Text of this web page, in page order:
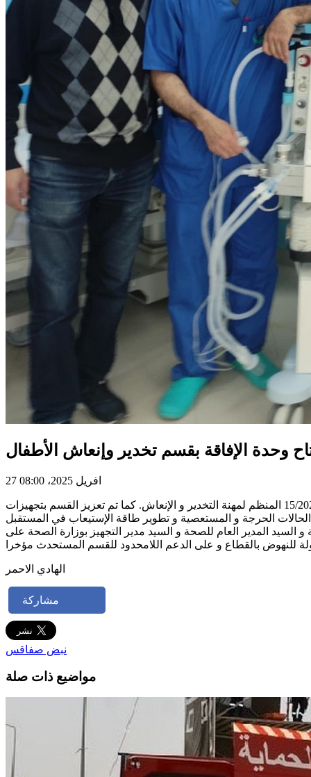
وحدة الإفاقة بقسم تخدير وإنعاش الأطفال
27 افريل 2025، 08:00
تم إفتتاح وحدة الإفاقة بقسم تخدير و إنعاش الأطفال بالمستشفى الجامعي الهادي شاكر بصفاقس و ذلك بفضل المنشور الوزاري الجديد 15/2025 المنظم لمهنة التخدير و الإنعاش. كما تم تعزيز القسم بتجهيزات
الحرجة و المستعصية و تطوير طاقة الإستيعاب في المستقبل
المدير العام للصحة و السيد مدير التجهيز بوزارة الصحة على
الهادي الاحمر
مشاركة
نبض صفاقس
مواضيع ذات صلة